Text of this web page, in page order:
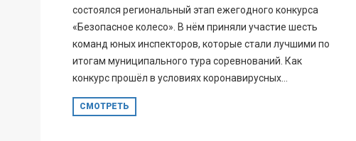
состоялся региональный этап ежегодного конкурса
«Безопасное колесо». В нём приняли участие шесть
команд юных инспекторов, которые стали лучшими по
итогам муниципального тура соревнований. Как
конкурс прошёл в условиях коронавирусных...
СМОТРЕТЬ